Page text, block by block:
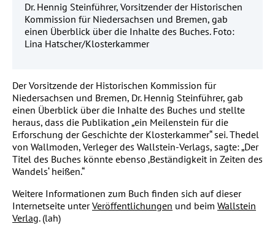
Dr. Hennig Steinführer, Vorsitzender der Historischen
Kommission für Niedersachsen und Bremen, gab
einen Überblick über die Inhalte des Buches. Foto:
Lina Hatscher/Klosterkammer
Der Vorsitzende der Historischen Kommission für
Niedersachsen und Bremen, Dr. Hennig Steinführer, gab
einen Überblick über die Inhalte des Buches und stellte
heraus, dass die Publikation „ein Meilenstein für die
Erforschung der Geschichte der Klosterkammer“ sei. Thedel
von Wallmoden, Verleger des Wallstein-Verlags, sagte: „Der
Titel des Buches könnte ebenso ‚Beständigkeit in Zeiten des
Wandels‘ heißen.“
Weitere Informationen zum Buch finden sich auf dieser
Internetseite unterVeröffentlichungen und beim Wallstein
Verlag. (lah)